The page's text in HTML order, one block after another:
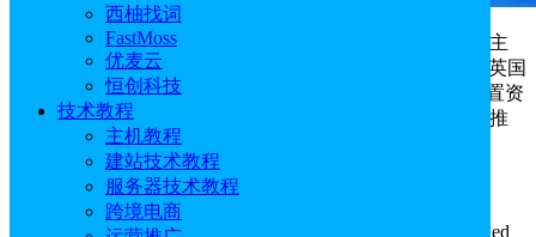
西柚找词
FastMoss
优麦云
恒创科技
技术教程
主机教程
建站技术教程
服务器技术教程
跨境电商
HostUS是一家美国主机商，主要提供虚拟主机、VPS主
机、域名注册等服务，目前在美国、中国香港、新加坡、英国
等地设有数据中心，其
以实惠的价格和丰富的配置资
源而收获诸多用户，那么HostUS香港VPS怎么样？本文将推
荐几款HostUS便宜香港VPS，以供大家选择。
HostUS官网：点击直达
HostUS香港VPS提供“OpenVZ VPS Hosting”和“Managed